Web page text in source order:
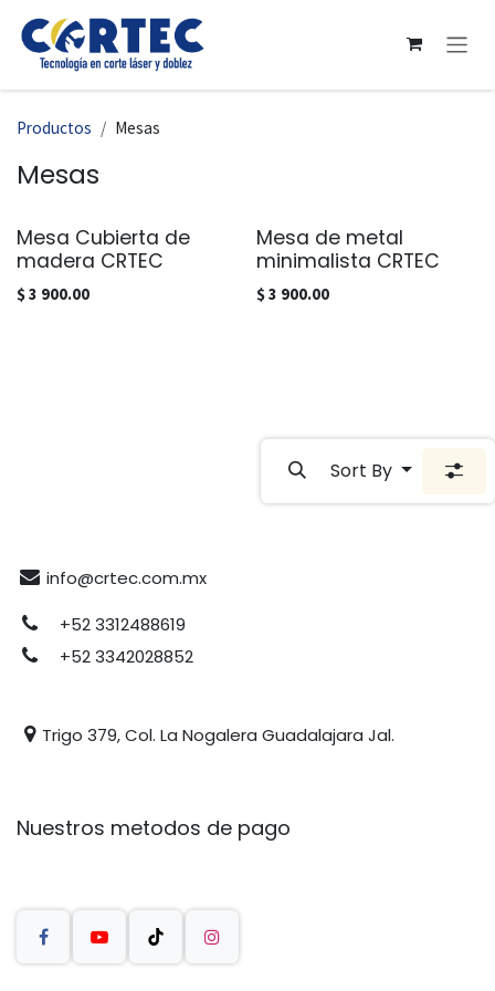
Ir al contenido
Productos Mesas
Mesas
Mesa Cubierta de
madera CRTEC
$3 900.00
Mesa de metal
minimalista CRTEC
$3 900.00
Sort By
info@crtec.com.mx
+52 3312488619
+52 3342028852
Trigo 379, Col. La Nogalera Guadalajara Jal.
Nuestros metodos de pago